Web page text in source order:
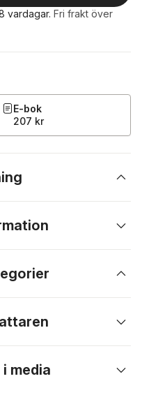
vardagar. Fri frakt över
E-bok
207 kr
media